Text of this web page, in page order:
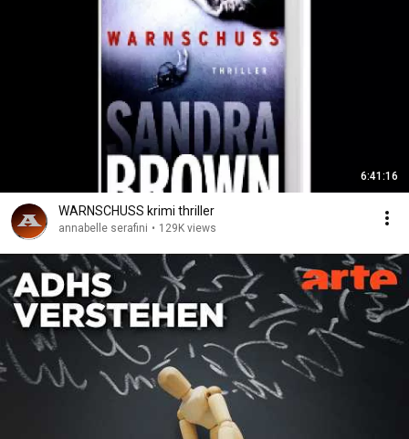
6:41:16
WARNSCHUSS krimi thriller
annabelle serafini • 129K views